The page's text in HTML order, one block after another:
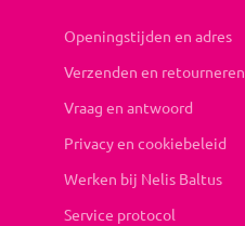
Openingstijden en adres
Verzenden en retourneren
Vraag en antwoord
Privacy en cookiebeleid
Werken bij Nelis Baltus
Service protocol